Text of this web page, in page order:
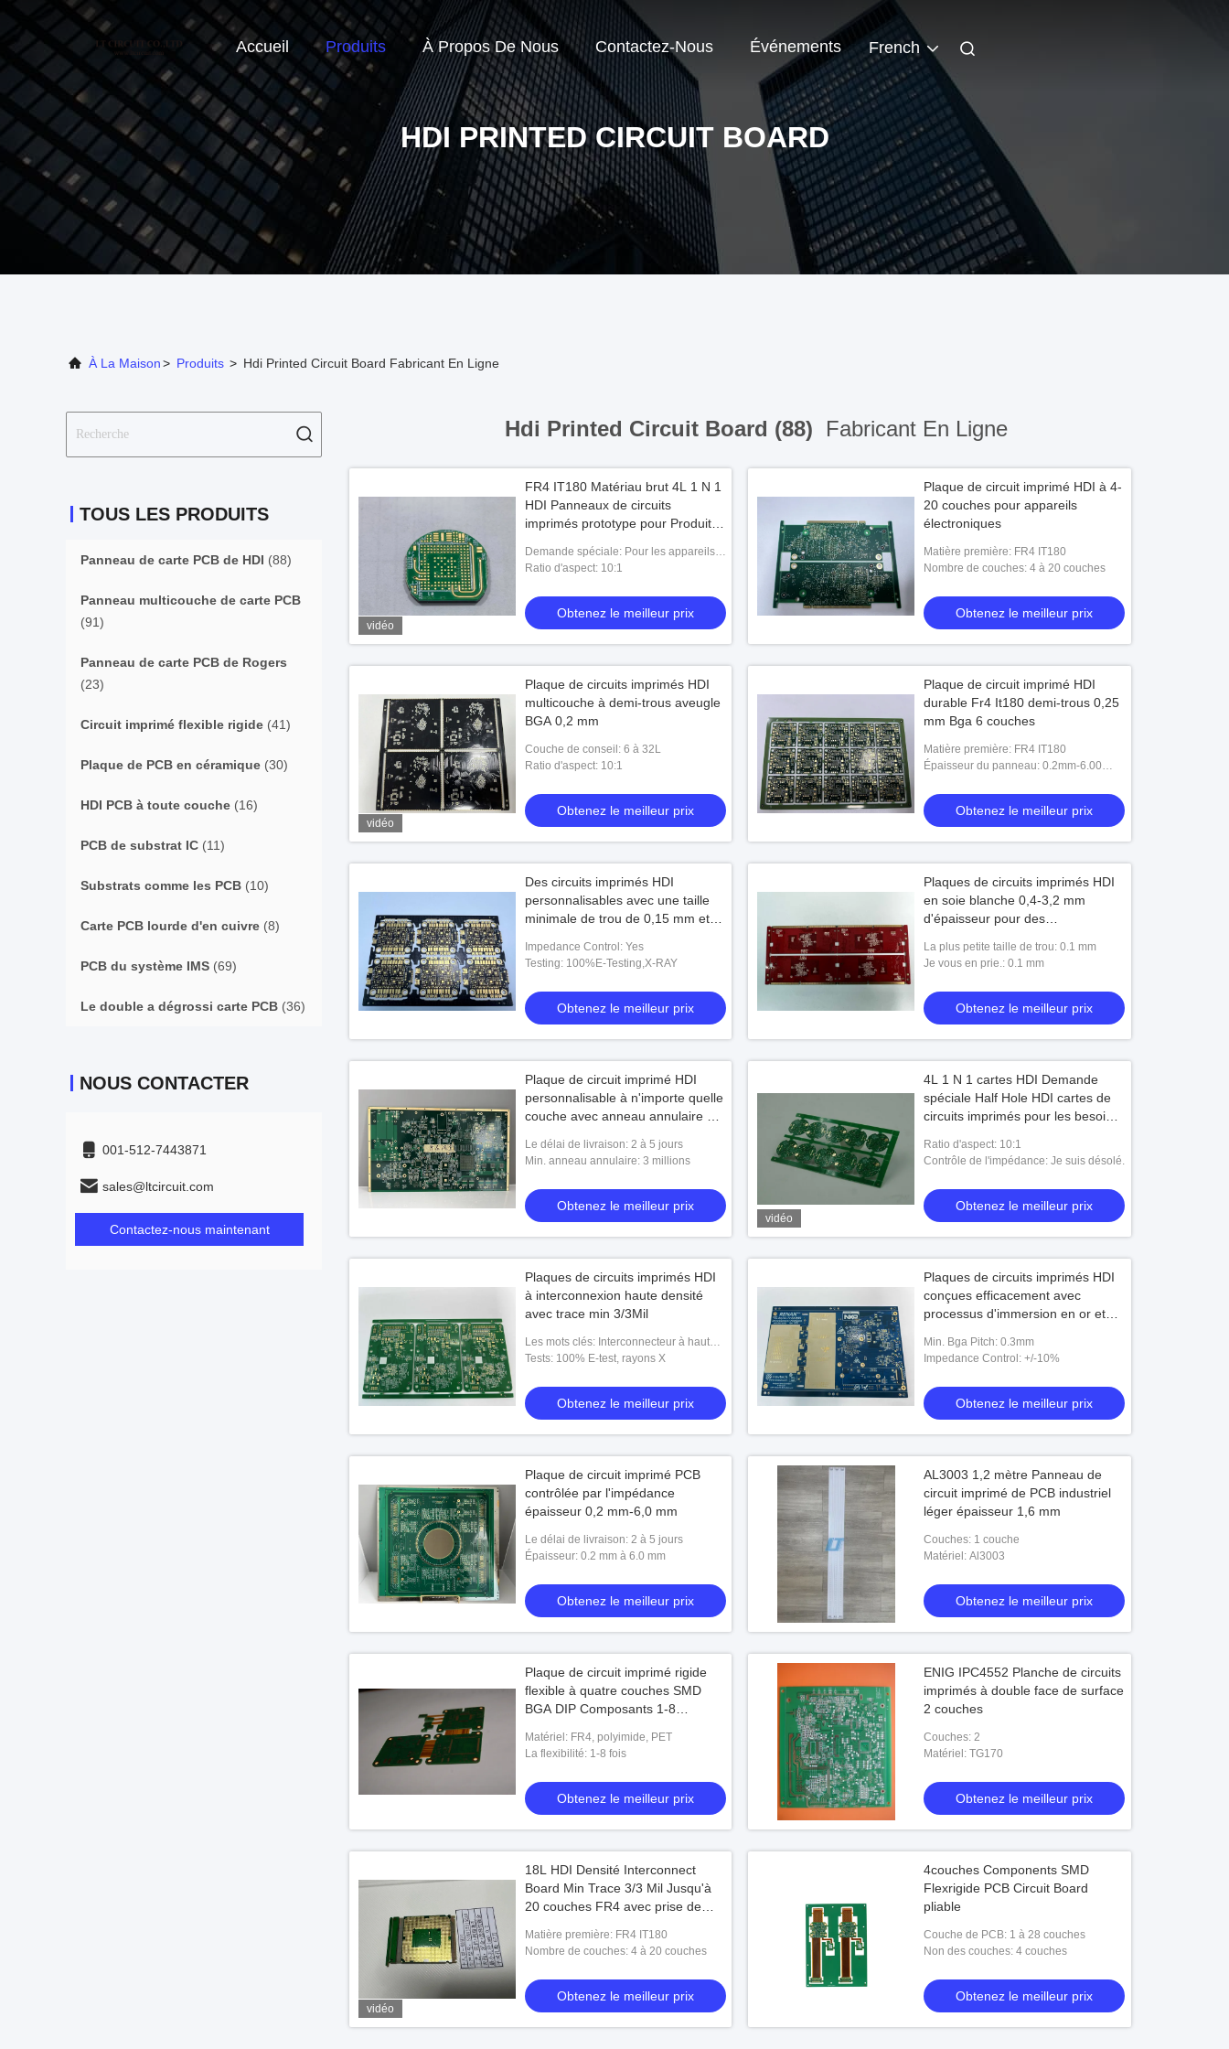
Accueil Produits À Propos De Nous Contactez-Nous Événements French
HDI PRINTED CIRCUIT BOARD
À La Maison> Produits > Hdi Printed Circuit Board Fabricant En Ligne
TOUS LES PRODUITS
Panneau de carte PCB de HDI (88)
Panneau multicouche de carte PCB
(91)
Panneau de carte PCB de Rogers
(23)
Circuit imprimé flexible rigide (41)
Plaque de PCB en céramique (30)
HDI PCB à toute couche (16)
PCB de substrat IC (11)
Substrats comme les PCB (10)
Carte PCB lourde d'en cuivre (8)
PCB du système IMS (69)
Le double a dégrossi carte PCB (36)
NOUS CONTACTER
001-512-7443871
sales@ltcircuit.com
Contactez-nous maintenant
Hdi Printed Circuit Board (88) Fabricant En Ligne
vidéo
FR4 IT180 Matériau brut 4L 1 N 1
HDI Panneaux de circuits
imprimés prototype pour Produits
Demande spéciale: Pour les appareils
de traitement de l'air
Ratio d'aspect: 10:1
Obtenez le meilleur prix
Plaque de circuit imprimé HDI à 4-
20 couches pour appareils
électroniques
Matière première: FR4 IT180
Nombre de couches: 4 à 20 couches
Obtenez le meilleur prix
vidéo
Plaque de circuits imprimés HDI
multicouche à demi-trous aveugle
BGA 0,2 mm
Couche de conseil: 6 à 32L
Ratio d'aspect: 10:1
Obtenez le meilleur prix
Plaque de circuit imprimé HDI
durable Fr4 It180 demi-trous 0,25
mm Bga 6 couches
Matière première: FR4 IT180
Épaisseur du panneau: 0.2mm-6.00
Obtenez le meilleur prix
Des circuits imprimés HDI
personnalisables avec une taille
minimale de trou de 0,15 mm et
Impedance Control: Yes
Testing: 100%E-Testing,X-RAY
Obtenez le meilleur prix
Plaques de circuits imprimés HDI
en soie blanche 0,4-3,2 mm
d'épaisseur pour des
La plus petite taille de trou: 0.1 mm
Je vous en prie.: 0.1 mm
Obtenez le meilleur prix
Plaque de circuit imprimé HDI
personnalisable à n'importe quelle
couche avec anneau annulaire de
Le délai de livraison: 2 à 5 jours
Min. anneau annulaire: 3 millions
Obtenez le meilleur prix
vidéo
4L 1 N 1 cartes HDI Demande
spéciale Half Hole HDI cartes de
circuits imprimés pour les besoins
d'aspect
Ratio d'aspect: 10:1
Contrôle de l'impédance: Je suis désolé.
Obtenez le meilleur prix
Plaques de circuits imprimés HDI
à interconnexion haute densité
avec trace min 3/3Mil
Les mots clés: Interconnecteur à haute
densité
Tests: 100% E-test, rayons X
Obtenez le meilleur prix
Plaques de circuits imprimés HDI
conçues efficacement avec
processus d'immersion en or et
Min. Bga Pitch: 0.3mm
Impedance Control: +/-10%
Obtenez le meilleur prix
Plaque de circuit imprimé PCB
contrôlée par l'impédance
épaisseur 0,2 mm-6,0 mm
Le délai de livraison: 2 à 5 jours
Épaisseur: 0.2 mm à 6.0 mm
Obtenez le meilleur prix
AL3003 1,2 mètre Panneau de
circuit imprimé de PCB industriel
léger épaisseur 1,6 mm
Couches: 1 couche
Matériel: Al3003
Obtenez le meilleur prix
Plaque de circuit imprimé rigide
flexible à quatre couches SMD
BGA DIP Composants 1-8
Matériel: FR4, polyimide, PET
La flexibilité: 1-8 fois
Obtenez le meilleur prix
ENIG IPC4552 Planche de circuits
imprimés à double face de surface
2 couches
Couches: 2
Matériel: TG170
Obtenez le meilleur prix
vidéo
18L HDI Densité Interconnect
Board Min Trace 3/3 Mil Jusqu'à
20 couches FR4 avec prise de
Matière première: FR4 IT180
Nombre de couches: 4 à 20 couches
Obtenez le meilleur prix
4couches Components SMD
Flexrigide PCB Circuit Board
pliable
Couche de PCB: 1 à 28 couches
Non des couches: 4 couches
Obtenez le meilleur prix